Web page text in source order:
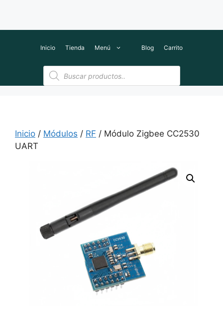
Inicio Tienda Menú Blog Carrito
Búsqueda
de
productos
Inicio / Módulos / RF / Módulo Zigbee CC2530
UART